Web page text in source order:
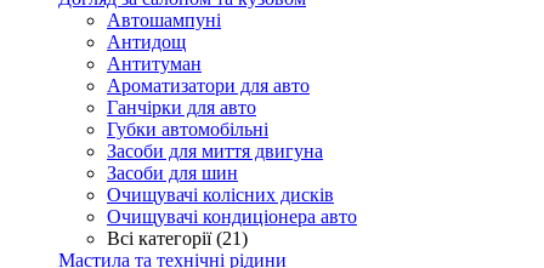
Автошампуні
Антидощ
Антитуман
Ароматизатори для авто
Ганчірки для авто
Губки автомобільні
Засоби для миття двигуна
Засоби для шин
Очищувачі колісних дисків
Очищувачі кондиціонера авто
Всі категорії (21)
Мастила та технічні рідини